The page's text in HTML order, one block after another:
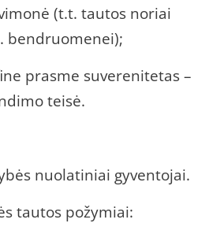
(t.t. tautos noriai
bendruomenei);
prasme suverenitetas –
teisė.
nuolatiniai gyventojai.
tautos požymiai: